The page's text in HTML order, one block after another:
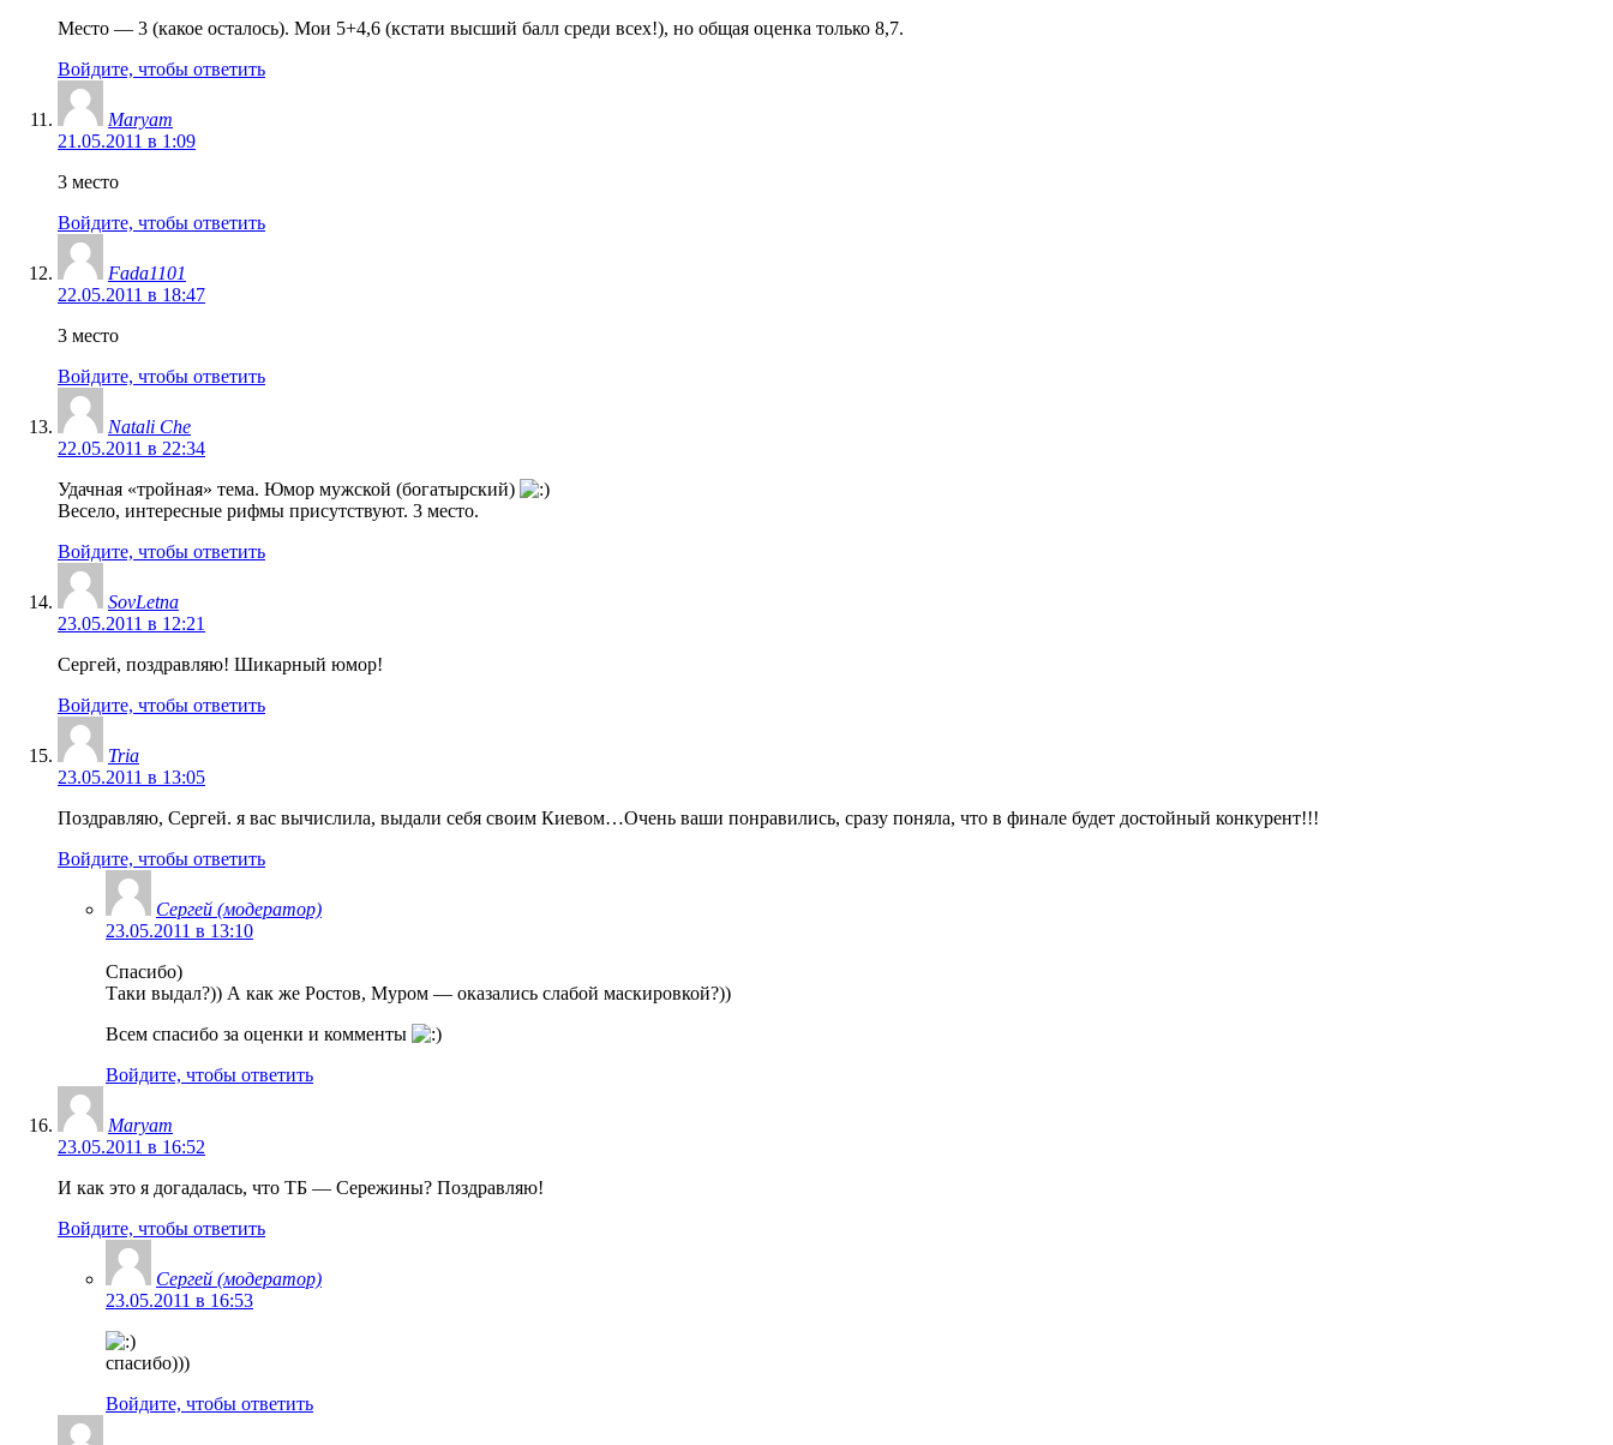
Место — 3 (какое осталось). Мои 5+4,6 (кстати высший балл среди всех!), но общая оценка только 8,7.
Войдите, чтобы ответить
Maryam
21.05.2011 в 1:09
3 место
Войдите, чтобы ответить
Fada1101
22.05.2011 в 18:47
3 место
Войдите, чтобы ответить
Natali Che
22.05.2011 в 22:34
Удачная «тройная» тема. Юмор мужской (богатырский)
Весело, интересные рифмы присутствуют. 3 место.
Войдите, чтобы ответить
SovLetna
23.05.2011 в 12:21
Сергей, поздравляю! Шикарный юмор!
Войдите, чтобы ответить
Tria
23.05.2011 в 13:05
Поздравляю, Сергей. я вас вычислила, выдали себя своим Киевом…Очень ваши понравились, сразу поняла, что в финале будет достойный конкурент!!!
Войдите, чтобы ответить
Сергей (модератор)
23.05.2011 в 13:10
Спасибо)
Таки выдал?)) А как же Ростов, Муром — оказались слабой маскировкой?))
Всем спасибо за оценки и комменты
Войдите, чтобы ответить
Maryam
23.05.2011 в 16:52
И как это я догадалась, что ТБ — Сережины? Поздравляю!
Войдите, чтобы ответить
Сергей (модератор)
23.05.2011 в 16:53
спасибо)))
Войдите, чтобы ответить